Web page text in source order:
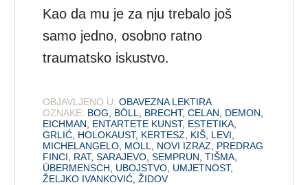
Kao da mu je za nju trebalo još
samo jedno, osobno ratno
traumatsko iskustvo.
OBJAVLJENO U: OBAVEZNA LEKTIRA
OZNAKE: BOG BÖLL BRECHT,CELAN DEMON
EICHMAN
ENTARTETE KUNST, ESTETIKA
GRLIĆ HOLOKAUST, KERTESZ KIŠ LEVI
MICHELANGELO MOLL NOVI IZRAZ
PREDRAG
FINCI
RAT,SARAJEVO ,SEMPRUN ,TIŠMA
ÜBERMENSCH
UBOJSTVO UMJETNOST,
ŽELJKO IVANKOVIĆ ,ŽIDOV